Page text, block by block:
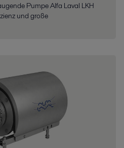
Pumpe Alfa Laval LKH
und große